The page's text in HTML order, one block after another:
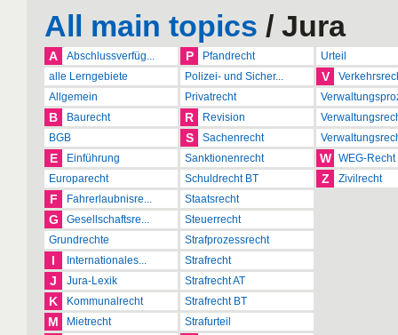
All main topics / Jura
A
Abschlussverfüg...
alle Lerngebiete
Allgemein
B
Baurecht
BGB
E
Einführung
Europarecht
F Fahrerlaubnisre...
G
Gesellschaftsre...
Grundrechte
I Internationales...
J Jura-Lexik
K Kommunalrecht
M Mietrecht
P
Pfandrecht
Polizei- und Sicher...
Privatrecht
R Revision
S
Sachenrecht
Sanktionenrecht
Schuldrecht BT
Staatsrecht
Steuerrecht
Strafprozessrecht
Strafrecht
Strafrecht AT
Strafrecht BT
Strafurteil
Urteil
V
W WEG-Recht
Z Zivilrecht